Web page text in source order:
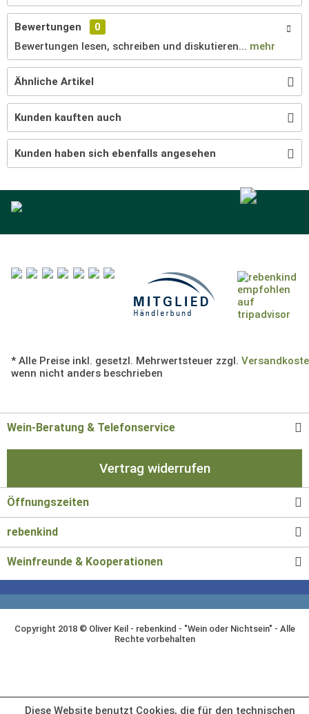
Bewertungen
0
Bewertungen lesen, schreiben und diskutieren... mehr
Ähnliche Artikel
Kunden kauften auch
Kunden haben sich ebenfalls angesehen
* Alle Preise inkl. gesetzl. Mehrwertsteuer zzgl.
wenn nicht anders beschrieben
Wein-Beratung & Telefonservice
Vertrag widerrufen
Öffnungszeiten
rebenkind
Weinfreunde & Kooperationen
Copyright 2018 © Oliver Keil - rebenkind - "Wein oder Nichtsein" - Alle
Rechte vorbehalten
Diese Website benutzt Cookies, die für den technischen